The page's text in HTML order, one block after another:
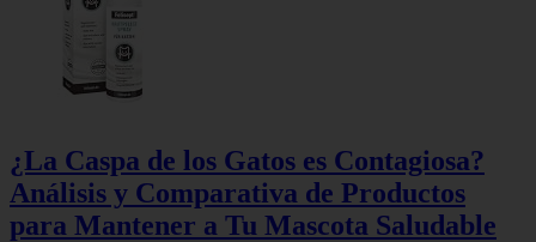
¿La Caspa de los Gatos es Contagiosa?
Análisis y Comparativa de Productos
para Mantener a Tu Mascota Saludable